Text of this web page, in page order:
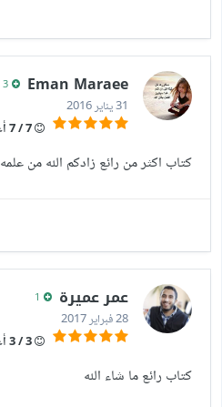
Eman Maraee
31 يناير 2016
كتاب اكثر من رائع زادكم الله من علمه
عمر عميرة
28 فبراير 2017
كتاب رائع ما شاء الله